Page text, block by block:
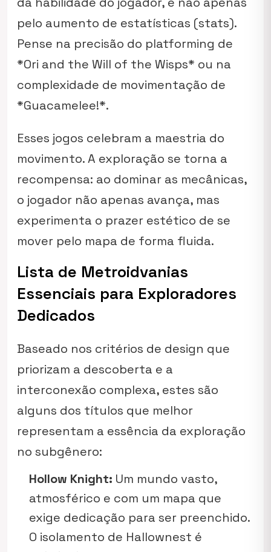
pelo aumento de estatísticas (stats).
Pense na precisão do platforming de
*Ori and the Will of the Wisps* ou na
complexidade de movimentação de
*Guacamelee!*.
Esses jogos celebram a maestria do
movimento. A exploração se torna a
recompensa: ao dominar as mecânicas,
o jogador não apenas avança, mas
experimenta o prazer estético de se
mover pelo mapa de forma fluida.
Lista de Metroidvanias
Essenciais para Exploradores
Dedicados
Baseado nos critérios de design que
priorizam a descoberta e a
interconexão complexa, estes são
alguns dos títulos que melhor
representam a essência da exploração
no subgênero:
Hollow Knight: Um mundo vasto,
atmosférico e com um mapa que
exige dedicação para ser preenchido.
O isolamento de Hallownest é